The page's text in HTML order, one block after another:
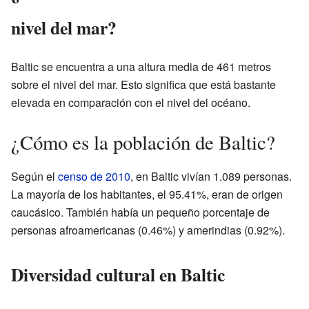
nivel del mar?
Baltic se encuentra a una altura media de 461 metros
sobre el nivel del mar. Esto significa que está bastante
elevada en comparación con el nivel del océano.
¿Cómo es la población de Baltic?
Según el censo de 2010, en Baltic vivían 1.089 personas.
La mayoría de los habitantes, el 95.41%, eran de origen
caucásico. También había un pequeño porcentaje de
personas afroamericanas (0.46%) y amerindias (0.92%).
Diversidad cultural en Baltic